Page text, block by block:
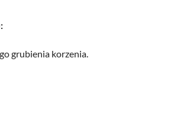
grubienia korzenia.